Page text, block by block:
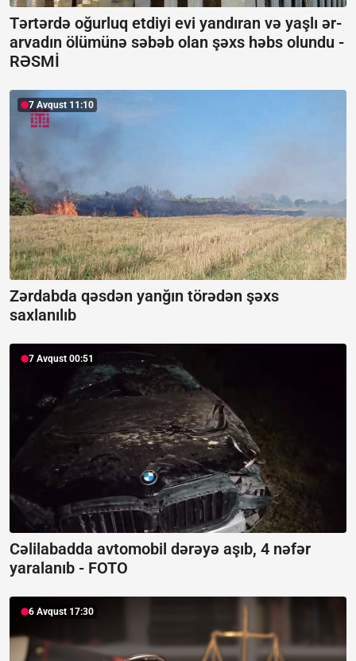
Tərtərdə oğurluq etdiyi evi yandıran və yaşlı ər-
arvadın ölümünə səbəb olan şəxs həbs olundu -
RƏSMİ
7 Avqust 11:10
Zərdabda qəsdən yanğın törədən şəxs
saxlanılıb
7 Avqust 00:51
Cəlilabadda avtomobil dərəyə aşıb, 4 nəfər
yaralanıb - FOTO
6 Avqust 17:30